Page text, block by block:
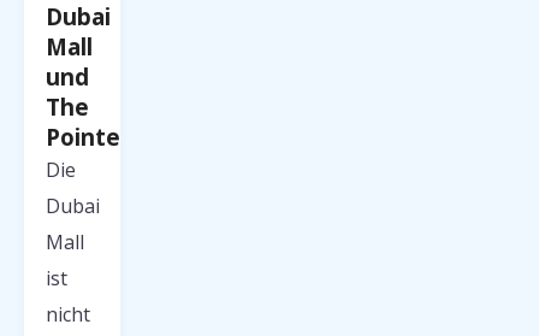
Dubai
Mall
und
The
Pointe
Die
Dubai
Mall
ist
nicht